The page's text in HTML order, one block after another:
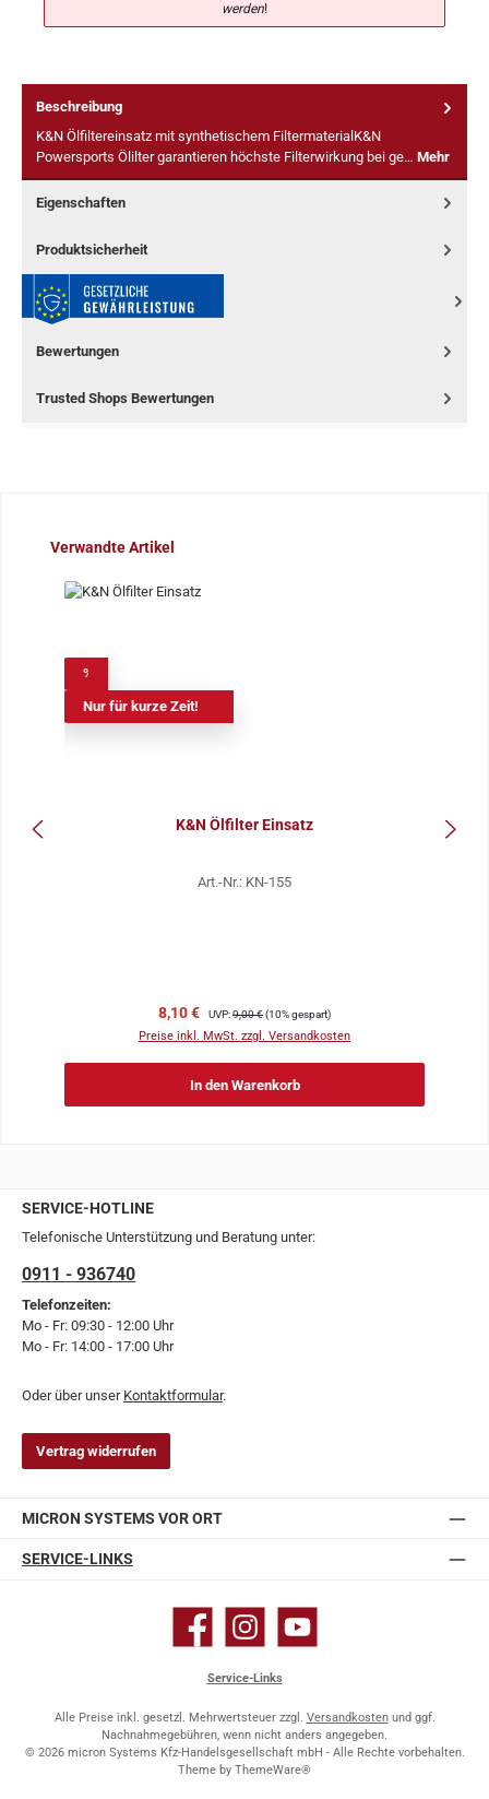
werden!
Beschreibung
K&N Ölfiltereinsatz mit synthetischem FiltermaterialK&N
Powersports Ölilter garantieren höchste Filterwirkung bei ge… Mehr
Eigenschaften
Produktsicherheit
Bewertungen
Trusted Shops Bewertungen
Produktgalerie überspringen
Verwandte Artikel
Nur für kurze Zeit!
K&N Ölfilter Einsatz
Art.-Nr.: KN-155
Verkaufspreis:
8,10 € Regulärer Preis:
UVP:9,00 €(10% gespart)
Preise inkl. MwSt. zzgl. Versandkosten
In den Warenkorb
SERVICE-HOTLINE
Telefonische Unterstützung und Beratung unter:
0911 - 936740
Telefonzeiten:
Mo - Fr: 09:30 - 12:00 Uhr
Mo - Fr: 14:00 - 17:00 Uhr
Oder über unser Kontaktformular.
Vertrag widerrufen
MICRON SYSTEMS VOR ORT
SERVICE-LINKS
Facebook Instagram YouTube
Service-Links
Alle Preise inkl. gesetzl. Mehrwertsteuer zzgl. Versandkostenund ggf.
Nachnahmegebühren, wenn nicht anders angegeben.
© 2026 micron Systems Kfz-Handelsgesellschaft mbH - Alle Rechte vorbehalten.
Theme by ThemeWare®